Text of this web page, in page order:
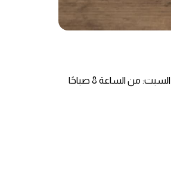
التزامًا بالتغييرات الجديدة في أسبوع العمل في الإماراتالعربية المتحدة ، يسعدنا أن نعلن أن عياداتنا الخارجية ستستمر في خدمتك أنتوعائلتك كل يوم اثنين إلى السبت: من الساعة 8 صباحًا